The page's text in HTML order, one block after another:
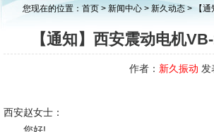
您现在的位置： 首页 > 新闻中心 > 新久动态 > 【通
【通知】西安震动电机
作者： 新久振动 发
西安赵女士：